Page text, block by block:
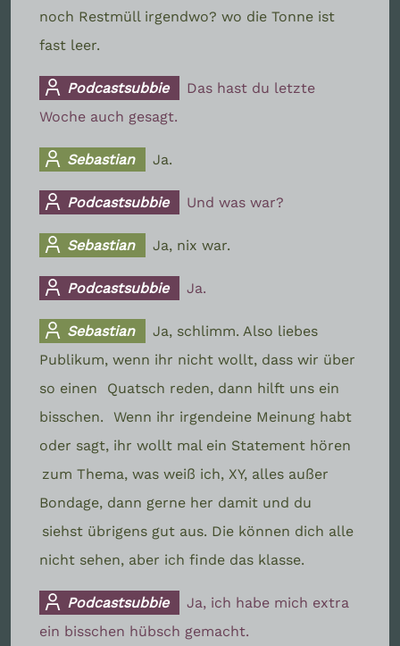
noch Restmüll irgendwo? wo die Tonne ist
fast leer.
Podcastsubbie
Das hast du letzte
Woche auch gesagt.
Sebastian Ja.
Podcastsubbie Und was war?
Sebastian Ja, nix war.
Podcastsubbie Ja.
Sebastian
Ja, schlimm. Also liebes
Publikum, wenn ihr nicht wollt, dass wir über
so einen
Quatsch reden, dann hilft uns ein
bisschen.
Wenn ihr irgendeine Meinung habt
oder sagt, ihr wollt mal ein Statement hören
zum Thema, was weiß ich, XY, alles außer
Bondage, dann gerne her damit und du
siehst übrigens gut aus. Die können dich alle
nicht sehen, aber ich finde das klasse.
Podcastsubbie
Ja, ich habe mich extra
ein bisschen hübsch gemacht.